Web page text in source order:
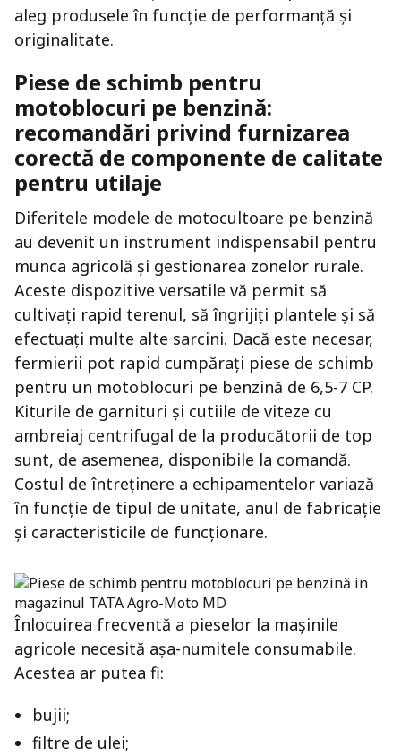
aleg produsele în funcție de performanță și
originalitate.
Piese de schimb pentru
motoblocuri pe benzină:
recomandări privind furnizarea
corectă de componente de calitate
pentru utilaje
Diferitele modele de motocultoare pe benzină
au devenit un instrument indispensabil pentru
munca agricolă și gestionarea zonelor rurale.
Aceste dispozitive versatile vă permit să
cultivați rapid terenul, să îngrijiți plantele și să
efectuați multe alte sarcini. Dacă este necesar,
fermierii pot rapid cumpărați piese de schimb
pentru un motoblocuri pe benzină de 6,5-7 CP.
Kiturile de garnituri și cutiile de viteze cu
ambreiaj centrifugal de la producătorii de top
sunt, de asemenea, disponibile la comandă.
Costul de întreținere a echipamentelor variază
în funcție de tipul de unitate, anul de fabricație
și caracteristicile de funcționare.
Înlocuirea frecventă a pieselor la mașinile
agricole necesită așa-numitele consumabile.
Acestea ar putea fi:
bujii;
filtre de ulei;